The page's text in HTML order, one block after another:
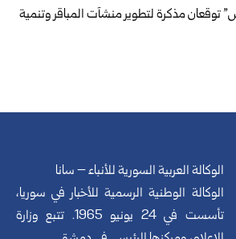
توقعان مذكرة لتطوير منشآت المباقر وتنمية
الوكالة العربية السورية للأنباء – سانا
الوكالة الوطنية الرسمية للأخبار في سوريا،
تأسست في 24 يونيو 1965. تتبع وزارة